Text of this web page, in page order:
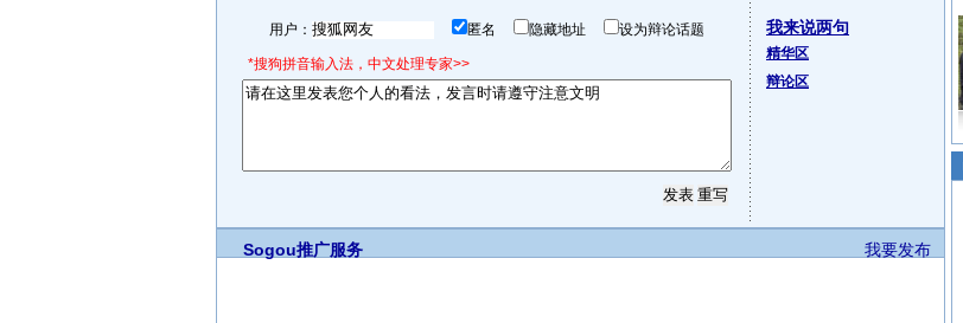
用户： 匿名 隐藏地址 设为辩论话题
*搜狗拼音输入法，中文处理专家>>
我来说两句
精华区
辩论区
我要发布
Sogou推广服务